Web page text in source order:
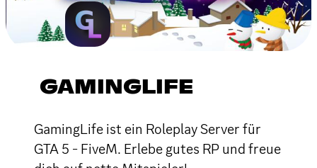
GAMINGLIFE
GamingLife ist ein Roleplay Server für
GTA 5 - FiveM. Erlebe gutes RP und freue